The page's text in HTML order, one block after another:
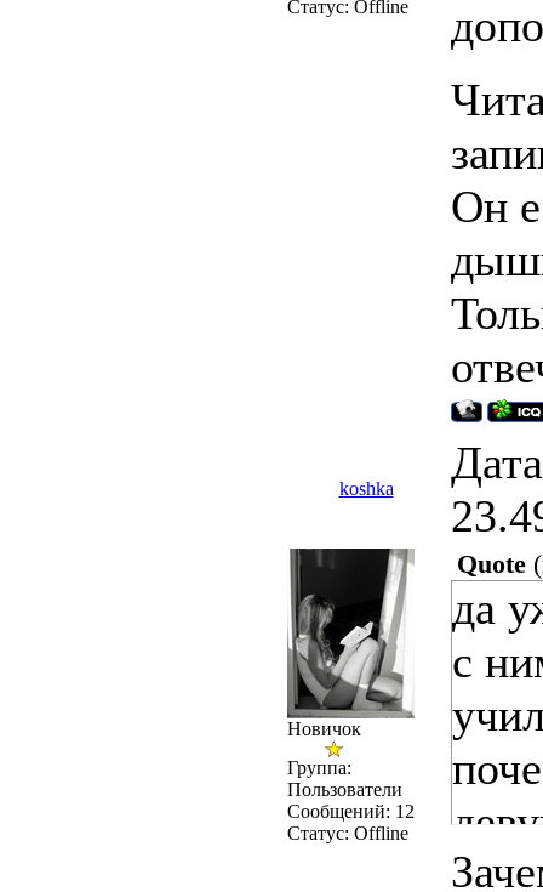
Статус: Offline
Он
koshka
Новичок
Группа:
Пользователи
Сообщений: 12
Статус: Offline
Quote (
да
с